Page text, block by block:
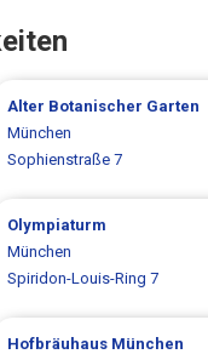
Alter Botanischer Garten
München
Sophienstraße 7
Olympiaturm
München
Spiridon-Louis-Ring 7
Hofbräuhaus München